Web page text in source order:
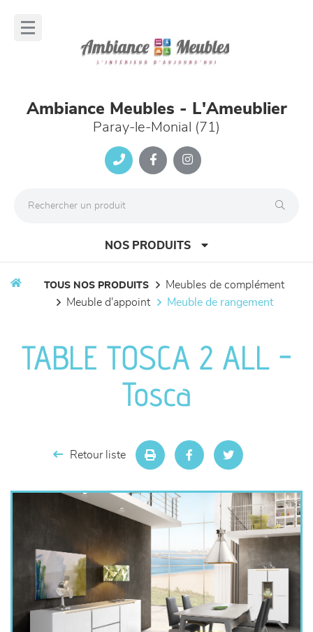
Ambiance Meubles - L'Ameublier
Paray-le-Monial (71)
NOS PRODUITS
séjours
meubles de complément
TOUS NOS PRODUITS
meubles de complément
meuble d'appoint
meuble de rangement
TABLE TOSCA 2 ALL -
Tosca
Retour liste